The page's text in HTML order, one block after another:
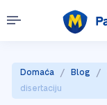
Domaća / Blog /
disertaciju